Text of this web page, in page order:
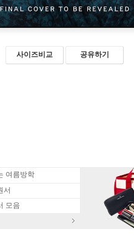
사이즈비교 공유하기
여름방학
서
모음